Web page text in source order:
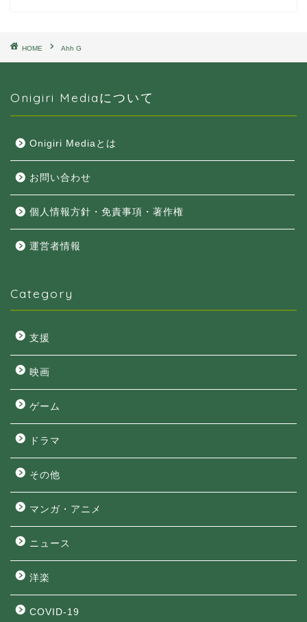
HOME Ahh G
Onigiri Mediaについて
Onigiri Mediaとは
お問い合わせ
個人情報方針・免責事項・著作権
運営者情報
Category
支援
映画
ゲーム
ドラマ
その他
マンガ・アニメ
ニュース
洋楽
COVID-19